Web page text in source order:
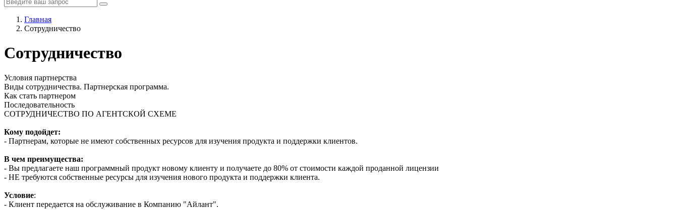
Главная
Сотрудничество
Сотрудничество
Условия партнерства
Виды сотрудничества. Партнерская программа.
Как стать партнером
Последовательность
СОТРУДНИЧЕСТВО ПО АГЕНТСКОЙ СХЕМЕ
Кому подойдет:
- Партнерам, которые не имеют собственных ресурсов для изучения продукта и поддержки клиентов.
В чем преимущества:
- Вы предлагаете наш программный продукт новому клиенту и получаете до 80% от стоимости каждой проданной лицензии
- НЕ требуются собственные ресурсы для изучения нового продукта и поддержки клиента.
Условие:
- Клиент передается на обслуживание в Компанию "Айлант".